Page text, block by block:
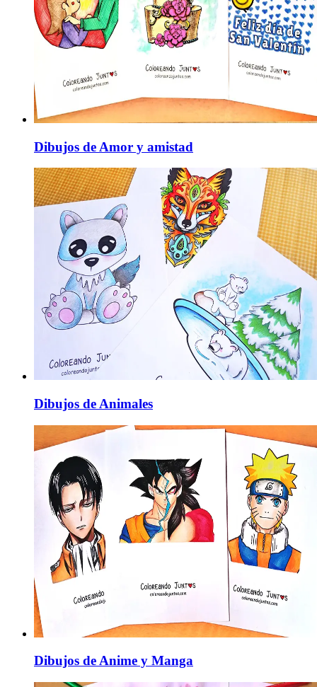
Dibujos de Amor y amistad
Dibujos de Animales
Dibujos de Anime y Manga